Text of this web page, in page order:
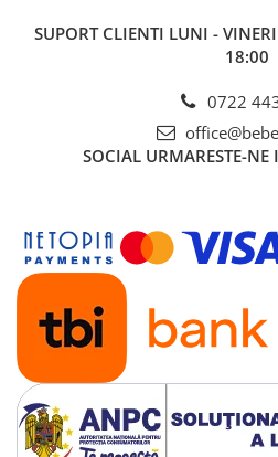
SUPORT CLIENTI LUNI -
18:00
0722
SOCIAL URMARESTE-